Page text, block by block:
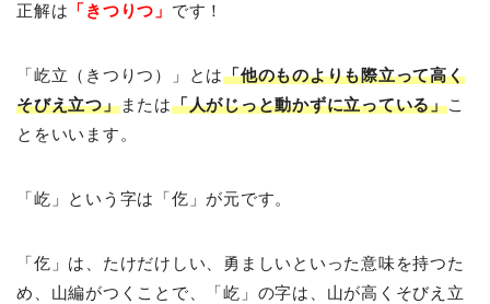
正解は 「きつりつ」 です！
「屹立（きつりつ）」とは「他のものよりも際立って高く
そびえ立つ」または「人がじっと動かずに立っている」こ
とをいいます。
「屹」という字は「仡」が元です。
「仡」は、たけだけしい、勇ましいといった意味を持つた
め、山編がつくことで、「屹」の字は、山が高くそびえ立